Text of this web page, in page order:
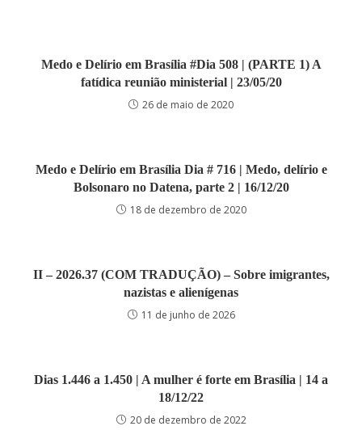
Medo e Delírio em Brasília #Dia 508 | (PARTE 1) A
fatídica reunião ministerial | 23/05/20
26 de maio de 2020
Medo e Delírio em Brasília Dia # 716 | Medo, delírio e
Bolsonaro no Datena, parte 2 | 16/12/20
18 de dezembro de 2020
II – 2026.37 (COM TRADUÇÃO) – Sobre imigrantes,
nazistas e alienígenas
11 de junho de 2026
Dias 1.446 a 1.450 | A mulher é forte em Brasília | 14 a
18/12/22
20 de dezembro de 2022